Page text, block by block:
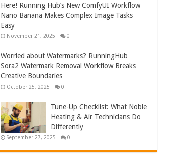
Here! Running Hub’s New ComfyUI Workflow
Nano Banana Makes Complex Image Tasks
Easy
November 21, 2025 0
Worried about Watermarks? RunningHub
Sora2 Watermark Removal Workflow Breaks
Creative Boundaries
October 25, 2025 0
Tune-Up Checklist: What Noble
Heating & Air Technicians Do
Differently
September 27, 2025 0